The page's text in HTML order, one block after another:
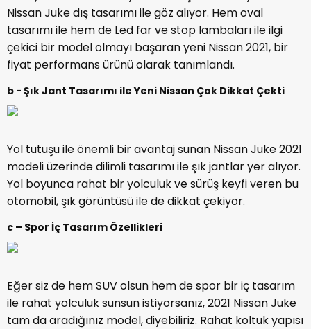
Nissan Juke dış tasarımı ile göz alıyor. Hem oval
tasarımı ile hem de Led far ve stop lambaları ile ilgi
çekici bir model olmayı başaran yeni Nissan 2021, bir
fiyat performans ürünü olarak tanımlandı.
b - Şık Jant Tasarımı ile Yeni Nissan Çok Dikkat Çekti
Yol tutuşu ile önemli bir avantaj sunan Nissan Juke 2021
modeli üzerinde dilimli tasarımı ile şık jantlar yer alıyor.
Yol boyunca rahat bir yolculuk ve sürüş keyfi veren bu
otomobil, şık görüntüsü ile de dikkat çekiyor.
c – Spor İç Tasarım Özellikleri
Eğer siz de hem SUV olsun hem de spor bir iç tasarım
ile rahat yolculuk sunsun istiyorsanız, 2021 Nissan Juke
tam da aradığınız model, diyebiliriz. Rahat koltuk yapısı